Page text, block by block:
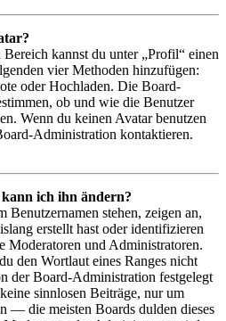
kannst du unter „Profil“ einen
vier Methoden hinzufügen:
oder Hochladen. Die Board-
ob und wie die Benutzer
Wenn du keinen Avatar benutzen
Administration kontaktieren.
ich ihn ändern?
Benutzernamen stehen, zeigen an,
erstellt hast oder identifizieren
Moderatoren und Administratoren.
den Wortlaut eines Ranges nicht
der Board-Administration festgelegt
sinnlosen Beiträge, nur um
— die meisten Boards dulden dieses